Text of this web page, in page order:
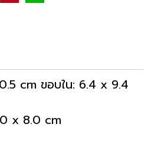
cm ขอบใน: 6.4 x 9.4
x 8.0 cm